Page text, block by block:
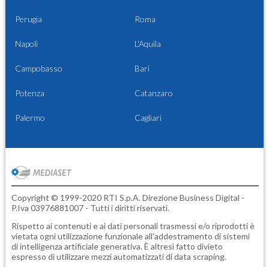
Perugia Roma
Napoli L'Aquila
Campobasso Bari
Potenza Catanzaro
Palermo Cagliari
Copyright © 1999-2020 RTI S.p.A. Direzione Business Digital -
P.Iva 03976881007 - Tutti i diritti riservati.
Rispetto ai contenuti e ai dati personali trasmessi e/o riprodotti è
vietata ogni utilizzazione funzionale all'addestramento di sistemi
di intelligenza artificiale generativa. È altresì fatto divieto
espresso di utilizzare mezzi automatizzati di data scraping.